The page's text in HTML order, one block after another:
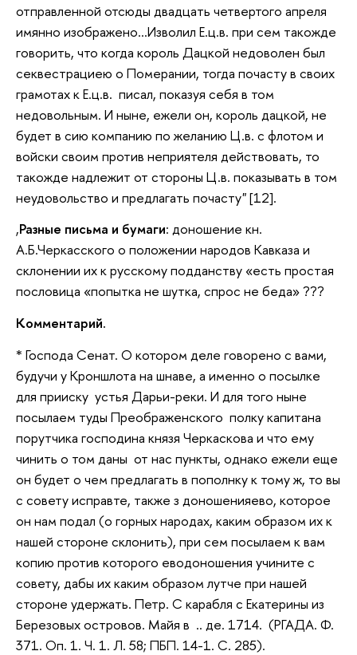
отправленной отсюды двадцать четвертого апреля
имянно изображено...Изволил Е.ц.в. при сем такожде
говорить, что когда король Дацкой недоволен был
секвестрациею о Померании, тогда почасту в своих
грамотах к Е.ц.в. писал, показуя себя в том
недовольным. И ныне, ежели он, король дацкой, не
будет в сию компанию по желанию Ц.в. с флотом и
войски своим против неприятеля действовать, то
такожде надлежит от стороны Ц.в. показывать в том
неудовольство и предлагать почасту" [12].
,Разные письма и бумаги: доношение кн.
А.Б.Черкасского о положении народов Кавказа и
склонении их к русскому подданству «есть простая
пословица «попытка не шутка, спрос не беда» ???
Комментарий.
* Господа Сенат. О котором деле говорено с вами,
будучи у Кроншлота на шнаве, а именно о посылке
для прииску устья Дарьи-реки. И для того ныне
посылаем туды Преображенского полку капитана
порутчика господина князя Черкаскова и что ему
чинить о том даны от нас пункты, однако ежели еще
он будет о чем предлагать в пополнку к тому ж, то вы
с совету исправте, также з доношенияево, которое
он нам подал (о горных народах, каким образом их к
нашей стороне склонить), при сем посылаем к вам
копию против которого еводоношения учините с
совету, дабы их каким образом лутче при нашей
стороне удержать. Петр. С карабля с Екатерины из
Березовых островов. Майя в .. де. 1714. (РГАДА. Ф.
371. Оп. 1. Ч. 1. Л. 58; ПБП. 14-1. С. 285).